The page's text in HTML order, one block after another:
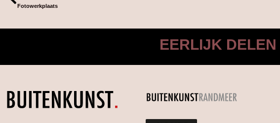
Fotowerkplaats
EERLIJK DELEN